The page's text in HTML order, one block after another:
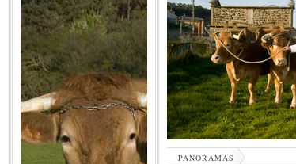
PANORAMAS